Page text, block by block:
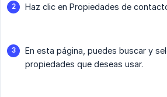
Haz clic en Propiedades de
En esta página, puedes buscar y
propiedades que deseas usar.